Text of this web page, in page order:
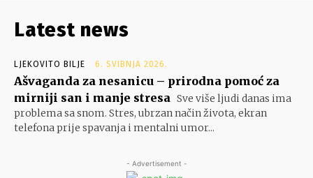
Latest news
LJEKOVITO BILJE 6. SVIBNJA 2026.
Ašvaganda za nesanicu – prirodna pomoć za
mirniji san i manje stresa Sve više ljudi danas ima
problema sa snom. Stres, ubrzan način života, ekran
telefona prije spavanja i mentalni umor...
- Advertisement -